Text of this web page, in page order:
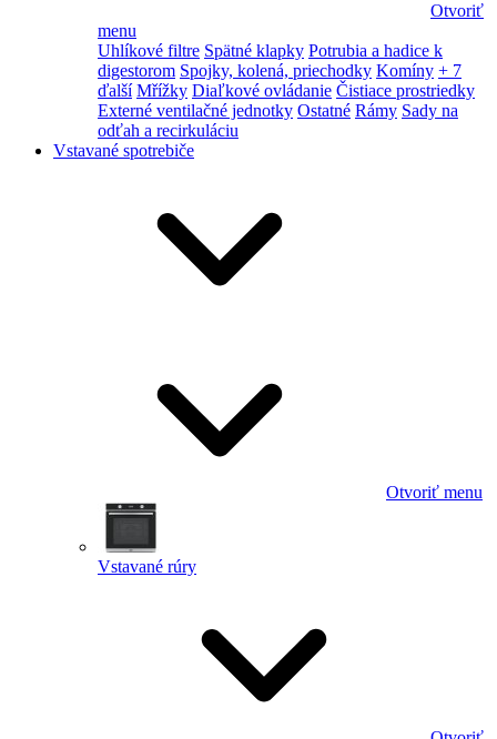
Otvoriť
menu
Uhlíkové filtre Spätné klapky Potrubia a hadice k
digestorom Spojky, kolená, priechodky Komíny + 7
ďalší Mřížky Diaľkové ovládanie Čistiace prostriedky
Externé ventilačné jednotky Ostatné Rámy Sady na
odťah a recirkuláciu
Vstavané spotrebiče
Otvoriť menu
Vstavané rúry